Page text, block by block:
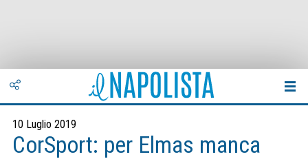
10 Luglio 2019
CorSport: per Elmas manca